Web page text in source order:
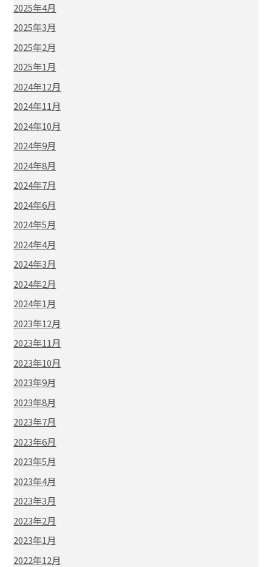
2025年4月
2025年3月
2025年2月
2025年1月
2024年12月
2024年11月
2024年10月
2024年9月
2024年8月
2024年7月
2024年6月
2024年5月
2024年4月
2024年3月
2024年2月
2024年1月
2023年12月
2023年11月
2023年10月
2023年9月
2023年8月
2023年7月
2023年6月
2023年5月
2023年4月
2023年3月
2023年2月
2023年1月
2022年12月